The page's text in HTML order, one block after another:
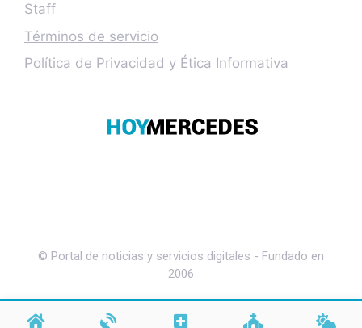
Staff
Términos de servicio
Política de Privacidad y Ética Informativa
© Portal de noticias y servicios digitales - Fundado en
2006